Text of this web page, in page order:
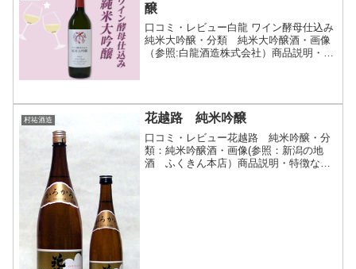
醸
口コミ・レビュー白龍 ワイン酵母仕込み
純米大吟醸・分類 純米大吟醸酒・画像
（参照:白龍酒造株式会社）商品説明・特
酒です。日本酒造りに...
村祐酒造 花越路 純米吟醸
口コミ・レビュー花越路 純米吟醸・分
類：純米吟醸酒・画像(参照：新潟の地
酒 ふくきん本店）商品説明・特徴など